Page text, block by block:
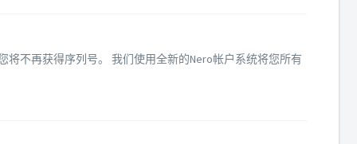
将不再获得序列号。 我们使用全新的Nero帐户系统将您所有